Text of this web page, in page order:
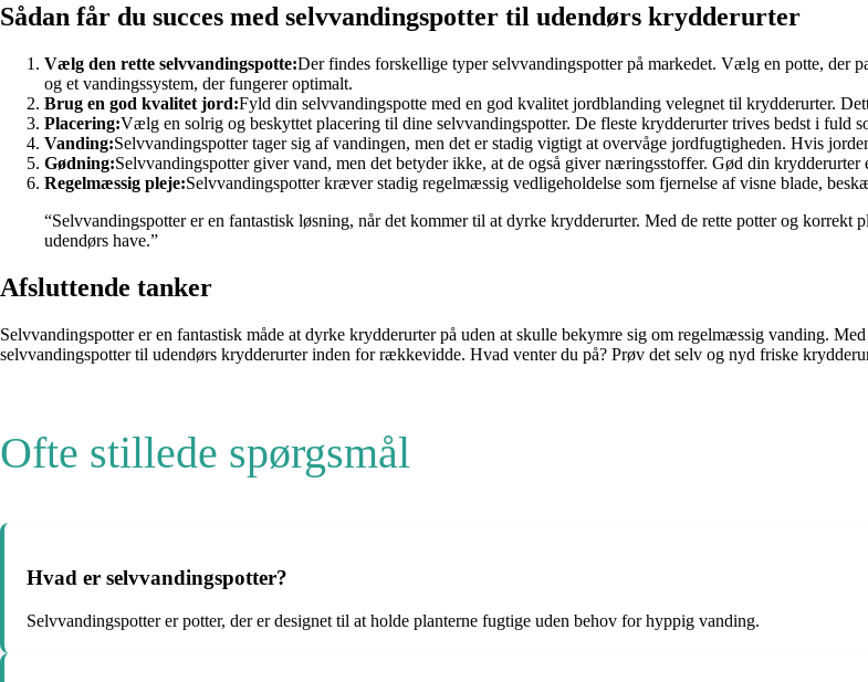
Sådan får du succes med selvvandingspotter til udendørs krydderurter
Vælg den rette selvvandingspotte:Der findes forskellige typer selvvandingspotter på markedet. Vælg en potte, der
og et vandingssystem, der fungerer optimalt.
Brug en god kvalitet jord:Fyld din selvvandingspotte med en god kvalitet jordblanding velegnet til krydderurter.
Placering:Vælg en solrig og beskyttet placering til dine selvvandingspotter. De fleste krydderurter trives bedst i fuld
Vanding:Selvvandingspotter tager sig af vandingen, men det er stadig vigtigt at overvåge jordfugtigheden. Hvis
Gødning:Selvvandingspotter giver vand, men det betyder ikke, at de også giver næringsstoffer. Gød din
Regelmæssig pleje:Selvvandingspotter kræver stadig regelmæssig vedligeholdelse som fjernelse af visne blade,
“Selvvandingspotter er en fantastisk løsning, når det kommer til at dyrke krydderurter. Med de rette potter og
udendørs have.”
Afsluttende tanker
Selvvandingspotter er en fantastisk måde at dyrke krydderurter på uden at skulle bekymre sig om regelmæssig vanding.
selvvandingspotter til udendørs krydderurter inden for rækkevidde. Hvad venter du på? Prøv det selv og nyd friske
Ofte stillede spørgsmål
Hvad er selvvandingspotter?
Selvvandingspotter er potter, der er designet til at holde planterne fugtige uden behov for hyppig vanding.